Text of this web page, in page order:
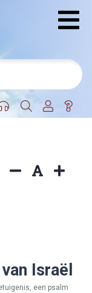
Israël
een psalm